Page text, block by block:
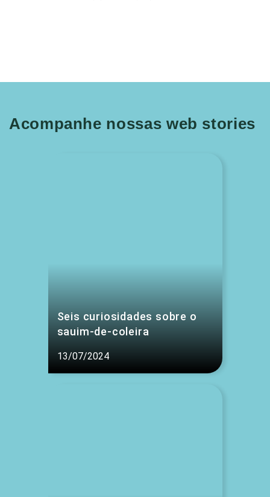
Acompanhe nossas web stories
Seis curiosidades sobre o
sauim-de-coleira
13/07/2024